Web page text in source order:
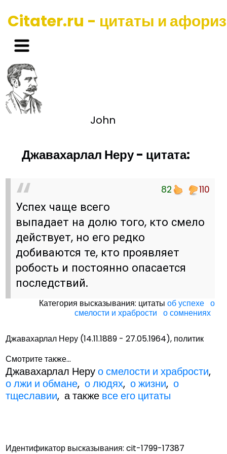
Citater.ru - цитаты и
John
Джавахарлал Неру - цитата:
82 110
Успех чаще всего
выпадает на долю того, кто смело
действует, но его редко
добиваются те, кто проявляет
робость и постоянно опасается
последствий.
Категория высказывания: цитатыоб успехе о
смелости и храбрости о сомнениях
Джавахарлал Неру (14.11.1889 - 27.05.1964), политик
Смотрите также...
Джавахарлал Неруо смелости и храбрости,
о лжи и обмане,о людях,о жизни,о
тщеславии, а также все его цитаты
Идентификатор высказывания: cit-1799-17387